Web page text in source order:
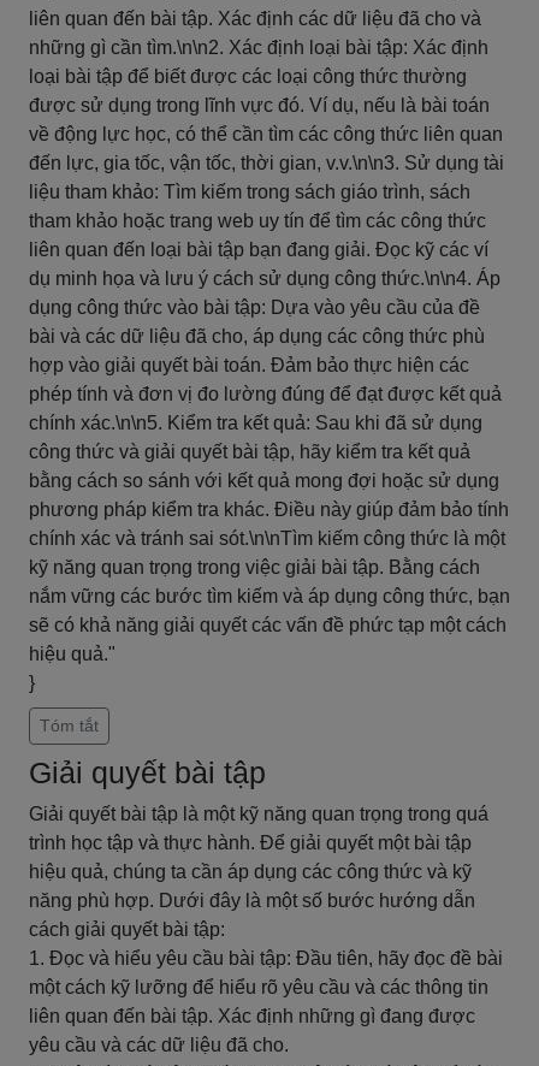
liên quan đến bài tập. Xác định các dữ liệu đã cho và
những gì cần tìm.\n\n2. Xác định loại bài tập: Xác định
loại bài tập để biết được các loại công thức thường
được sử dụng trong lĩnh vực đó. Ví dụ, nếu là bài toán
về động lực học, có thể cần tìm các công thức liên quan
đến lực, gia tốc, vận tốc, thời gian, v.v.\n\n3. Sử dụng tài
liệu tham khảo: Tìm kiếm trong sách giáo trình, sách
tham khảo hoặc trang web uy tín để tìm các công thức
liên quan đến loại bài tập bạn đang giải. Đọc kỹ các ví
dụ minh họa và lưu ý cách sử dụng công thức.\n\n4. Áp
dụng công thức vào bài tập: Dựa vào yêu cầu của đề
bài và các dữ liệu đã cho, áp dụng các công thức phù
hợp vào giải quyết bài toán. Đảm bảo thực hiện các
phép tính và đơn vị đo lường đúng để đạt được kết quả
chính xác.\n\n5. Kiểm tra kết quả: Sau khi đã sử dụng
công thức và giải quyết bài tập, hãy kiểm tra kết quả
bằng cách so sánh với kết quả mong đợi hoặc sử dụng
phương pháp kiểm tra khác. Điều này giúp đảm bảo tính
chính xác và tránh sai sót.\n\nTìm kiếm công thức là một
kỹ năng quan trọng trong việc giải bài tập. Bằng cách
nắm vững các bước tìm kiếm và áp dụng công thức, bạn
sẽ có khả năng giải quyết các vấn đề phức tạp một cách
hiệu quả."
}
Tóm tắt
Giải quyết bài tập
Giải quyết bài tập là một kỹ năng quan trọng trong quá
trình học tập và thực hành. Để giải quyết một bài tập
hiệu quả, chúng ta cần áp dụng các công thức và kỹ
năng phù hợp. Dưới đây là một số bước hướng dẫn
cách giải quyết bài tập:
1. Đọc và hiểu yêu cầu bài tập: Đầu tiên, hãy đọc đề bài
một cách kỹ lưỡng để hiểu rõ yêu cầu và các thông tin
liên quan đến bài tập. Xác định những gì đang được
yêu cầu và các dữ liệu đã cho.